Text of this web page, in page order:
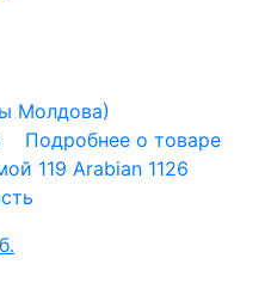
Молдова)
Подробнее о товаре
119 Arabian 1126